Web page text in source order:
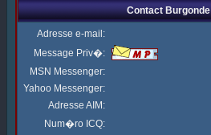
Contact Burgonde
Adresse e-mail:
Message Priv�:
MSN Messenger:
Yahoo Messenger:
Adresse AIM:
Num�ro ICQ: